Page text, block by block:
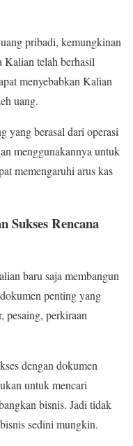
pribadi, kemungkinan
Kalian telah berhasil
menyebabkan Kalian
uang.
yang berasal dari operasi
menggunakannya untuk
memengaruhi arus kas
Sukses Rencana
baru saja membangun
penting yang
pesaing, perkiraan
dengan dokumen
untuk mencari
bisnis. Jadi tidak
sedini mungkin.